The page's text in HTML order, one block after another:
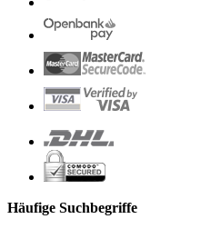
Häufige Suchbegriffe